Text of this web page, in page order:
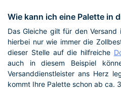
Wie kann ich eine Palette in
Das Gleiche gilt für den
hierbei nur wie immer die
dieser Stelle auf die hilfreiche
auch in diesem Beispiel
Versanddienstleister ans Herz
kommt Ihre Palette schon ab ca.